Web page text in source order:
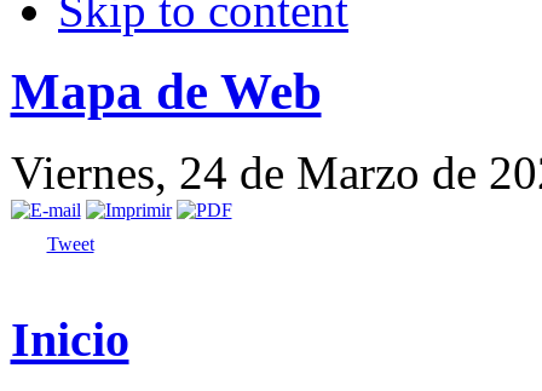
Mapa de Web
Viernes, 24 de Marzo de
Tweet
Inicio